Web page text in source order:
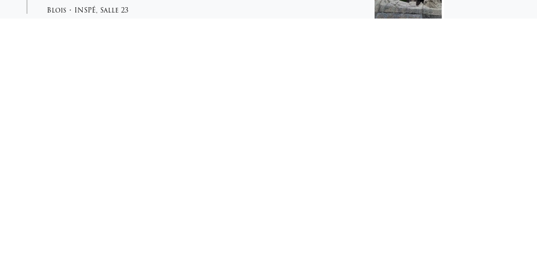
Blois • INSPÉ, Salle 23